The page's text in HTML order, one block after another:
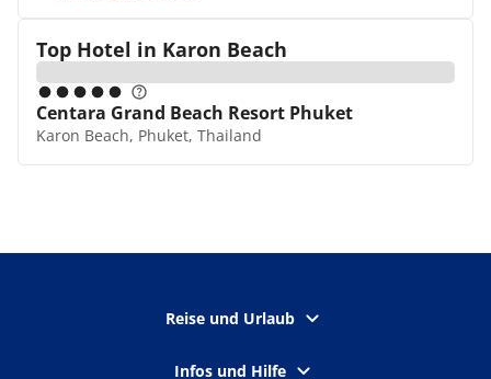
Top Hotel in Karon Beach
Centara Grand Beach Resort Phuket
Karon Beach, Phuket, Thailand
Reise und Urlaub
Infos und Hilfe